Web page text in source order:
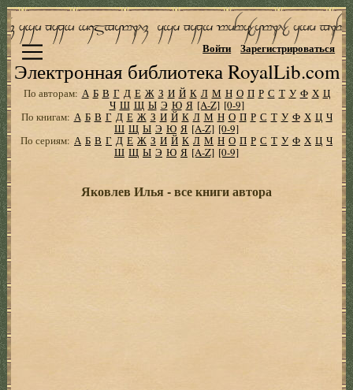
Электронная библиотека RoyalLib.com
Войти Зарегистрироваться
По авторам: А Б В Г Д Е Ж З И Й К Л М Н О П Р С Т У Ф Х Ц
Ч Ш Щ Ы Э Ю Я [A-Z] [0-9]
По книгам: А Б В Г Д Е Ж З И Й К Л М Н О П Р С Т У Ф Х Ц Ч
Ш Щ Ы Э Ю Я [A-Z] [0-9]
По сериям: А Б В Г Д Е Ж З И Й К Л М Н О П Р С Т У Ф Х Ц Ч
Ш Щ Ы Э Ю Я [A-Z] [0-9]
Яковлев Илья - все книги автора